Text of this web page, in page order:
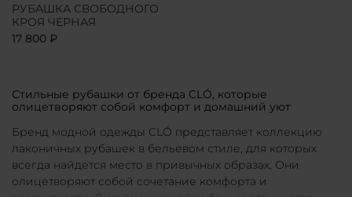
РУБАШКА СВОБОДНОГО
КРОЯ ЧЕРНАЯ
17 800 ₽
Стильные рубашки от бренда CLÓ, которые
олицетворяют собой комфорт и домашний уют
Бренд модной одежды CLÓ представляет коллекцию
лаконичных рубашек в бельевом стиле, для которых
всегда найдется место в привычных образах. Они
олицетворяют собой сочетание комфорта и